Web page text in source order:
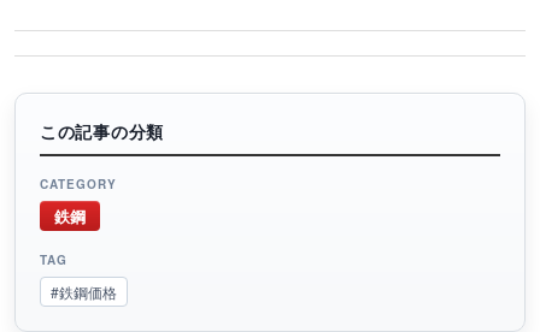
この記事の分類
CATEGORY
鉄鋼
TAG
#鉄鋼価格